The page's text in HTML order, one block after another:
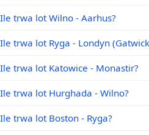
Ile trwa lot Wilno - Aarhus?
Ile trwa lot Ryga - Londyn
Ile trwa lot Katowice - Monastir?
Ile trwa lot Hurghada - Wilno?
Ile trwa lot Boston - Ryga?